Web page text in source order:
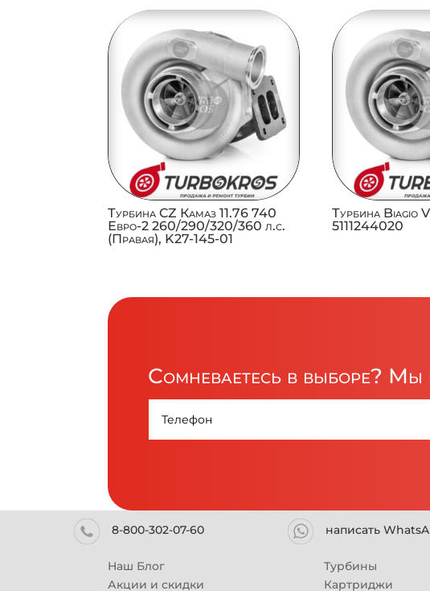
Турбина CZ Камаз 11.76 740
Евро-2 260/290/320/360 л.с.
(Правая), K27-145-01
Турбина Biagio
5111244020
Сомневаетесь в выборе?
8-800-302-07-60 написать
Наш Блог
Акции и скидки
Турбины
Картриджи